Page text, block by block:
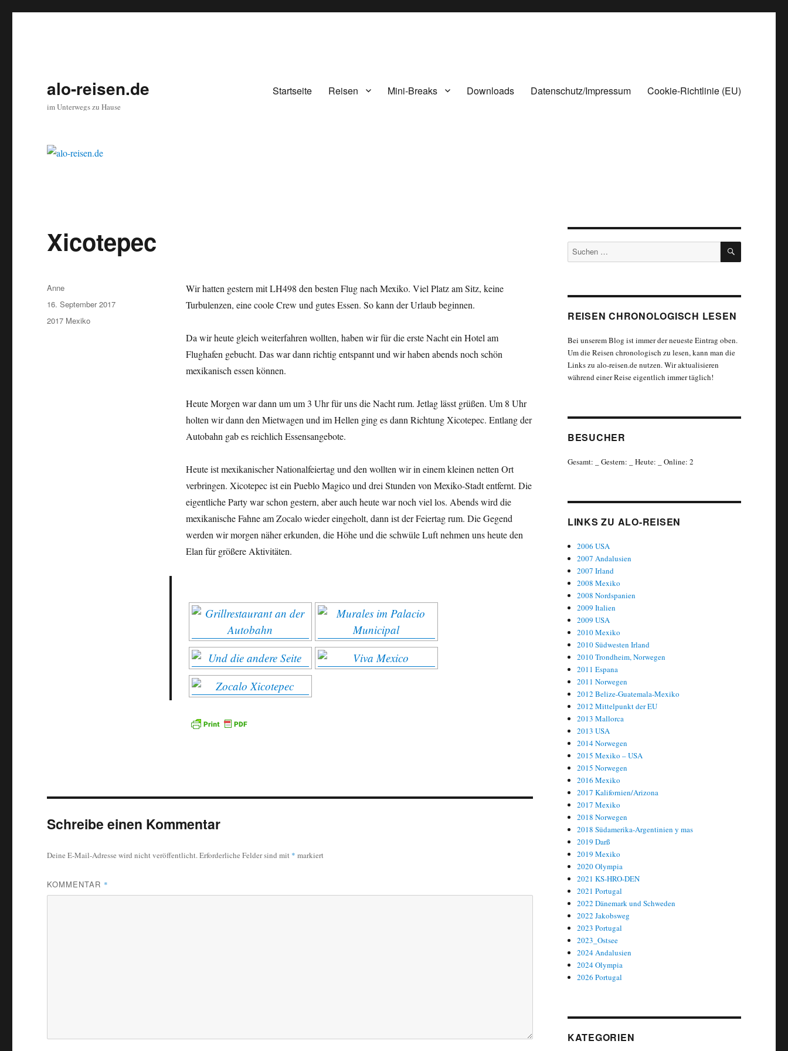
alo-reisen.de
im Unterwegs zu Hause
Startseite Reisen Mini-Breaks Downloads Datenschutz/Impressum Cookie-Richtlinie (EU)
Xicotepec
Wir hatten gestern mit LH498 den besten Flug nach Mexiko. Viel Platz am Sitz, keine
Turbulenzen, eine coole Crew und gutes Essen. So kann der Urlaub beginnen.
Da wir heute gleich weiterfahren wollten, haben wir für die erste Nacht ein Hotel am
Flughafen gebucht. Das war dann richtig entspannt und wir haben abends noch schön
mexikanisch essen können.
Heute Morgen war dann um um 3 Uhr für uns die Nacht rum. Jetlag lässt grüßen. Um 8 Uhr
holten wir dann den Mietwagen und im Hellen ging es dann Richtung Xicotepec. Entlang der
Autobahn gab es reichlich Essensangebote.
Heute ist mexikanischer Nationalfeiertag und den wollten wir in einem kleinen netten Ort
verbringen. Xicotepec ist ein Pueblo Magico und drei Stunden von Mexiko-Stadt entfernt. Die
eigentliche Party war schon gestern, aber auch heute war noch viel los. Abends wird die
mexikanische Fahne am Zocalo wieder eingeholt, dann ist der Feiertag rum. Die Gegend
werden wir morgen näher erkunden, die Höhe und die schwüle Luft nehmen uns heute den
Elan für größere Aktivitäten.
Autor
Anne
Veröffentlicht
am
16. September 2017
Kategorien
2017 Mexiko
Schreibe einen Kommentar
Deine E-Mail-Adresse wird nicht veröffentlicht.Erforderliche Felder sind mit * markiert
KOMMENTAR *
Suchen
nach:
SUCHEN
REISEN CHRONOLOGISCH LESEN
Bei unserem Blog ist immer der neueste Eintrag oben.
Um die Reisen chronologisch zu lesen, kann man die
Links zu alo-reisen.de nutzen. Wir aktualisieren
während einer Reise eigentlich immer täglich!
BESUCHER
Gesamt: Gestern: Heute: Online: 2
LINKS ZU ALO-REISEN
2006 USA
2007 Andalusien
2007 Irland
2008 Mexiko
2008 Nordspanien
2009 Italien
2009 USA
2010 Mexiko
2010 Südwesten Irland
2010 Trondheim, Norwegen
2011 Espana
2011 Norwegen
2012 Belize-Guatemala-Mexiko
2012 Mittelpunkt der EU
2013 Mallorca
2013 USA
2014 Norwegen
2015 Mexiko – USA
2015 Norwegen
2016 Mexiko
2017 Kalifornien/Arizona
2017 Mexiko
2018 Norwegen
2018 Südamerika-Argentinien y mas
2019 Darß
2019 Mexiko
2020 Olympia
2021 KS-HRO-DEN
2021 Portugal
2022 Dänemark und Schweden
2022 Jakobsweg
2023 Portugal
2023_Ostsee
2024 Andalusien
2024 Olympia
2026 Portugal
KATEGORIEN